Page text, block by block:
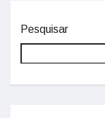
Pesquisar